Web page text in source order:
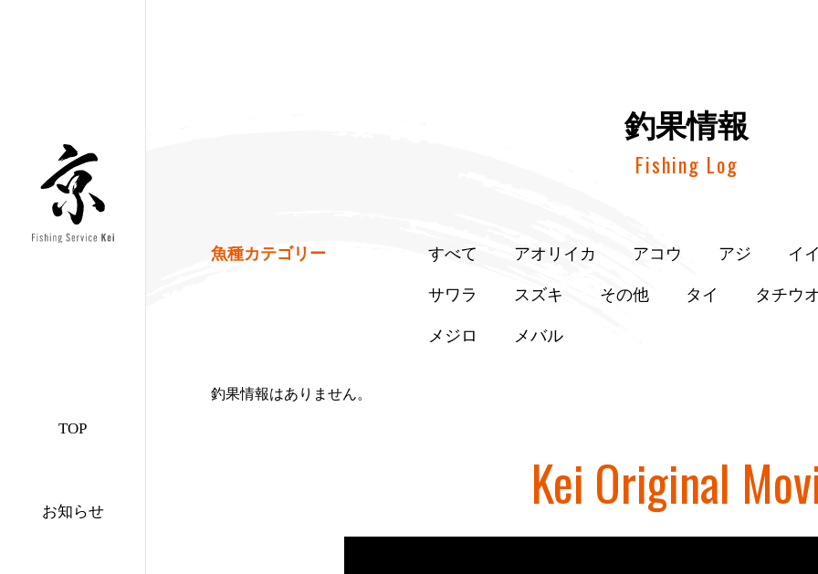
TOP
お知らせ
釣果情報
Fishing Log
魚種カテゴリー すべて アオリイカ アコウ アジ イ
サワラ スズキ その他 タイ タチウ
メジロ メバル
釣果情報はありません。
Kei Original